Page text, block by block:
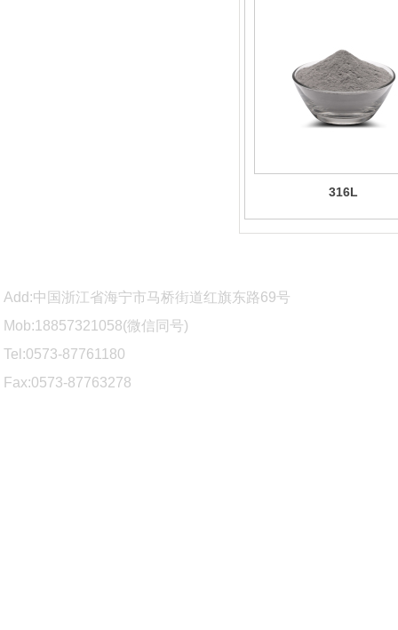
316L
Add:中国浙江省海宁市马桥街道红旗东路69号
Mob:18857321058(微信同号)
Tel:0573-87761180
Fax:0573-87763278